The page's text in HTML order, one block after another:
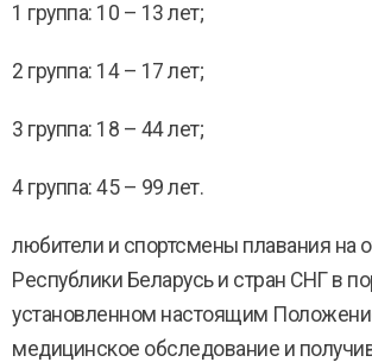
1 группа: 10 – 13 лет;
2 группа: 14 – 17 лет;
3 группа: 18 – 44 лет;
4 группа: 45 – 99 лет.
любители и спортсмены плавания на
Республики Беларусь и стран СНГ в
установленном настоящим
медицинское обследование и